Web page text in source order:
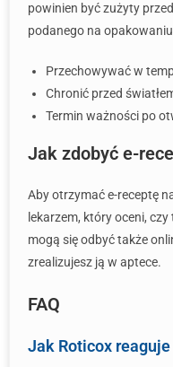
powinien być zużyty
podanego na
Przechowywać w
Chronić przed
Termin ważności po
Jak zdobyć e-
Aby otrzymać e-receptę
lekarzem, który oceni,
mogą się odbyć także
zrealizujesz ją w aptece.
FAQ
Jak Roticox